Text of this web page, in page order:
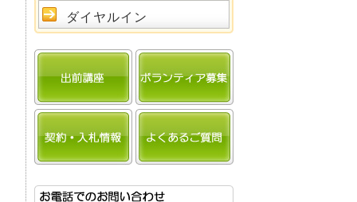
ダイヤルイン